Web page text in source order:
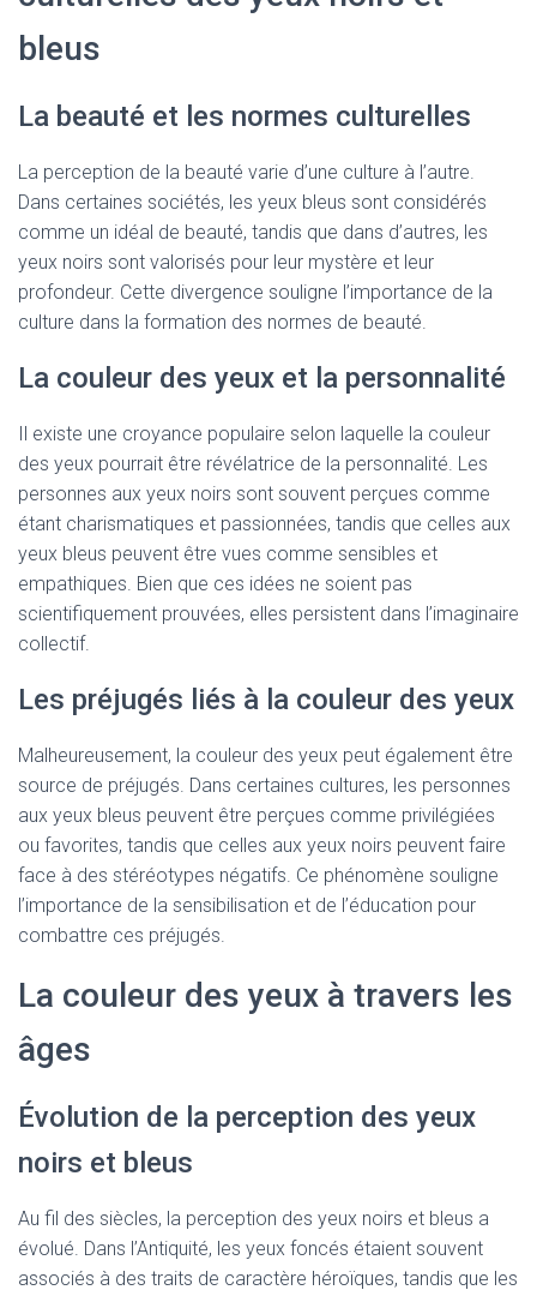
bleus
La beauté et les normes culturelles
La perception de la beauté varie d’une culture à l’autre.
Dans certaines sociétés, les yeux bleus sont considérés
comme un idéal de beauté, tandis que dans d’autres, les
yeux noirs sont valorisés pour leur mystère et leur
profondeur. Cette divergence souligne l’importance de la
culture dans la formation des normes de beauté.
La couleur des yeux et la personnalité
Il existe une croyance populaire selon laquelle la couleur
des yeux pourrait être révélatrice de la personnalité. Les
personnes aux yeux noirs sont souvent perçues comme
étant charismatiques et passionnées, tandis que celles aux
yeux bleus peuvent être vues comme sensibles et
empathiques. Bien que ces idées ne soient pas
scientifiquement prouvées, elles persistent dans l’imaginaire
collectif.
Les préjugés liés à la couleur des yeux
Malheureusement, la couleur des yeux peut également être
source de préjugés. Dans certaines cultures, les personnes
aux yeux bleus peuvent être perçues comme privilégiées
ou favorites, tandis que celles aux yeux noirs peuvent faire
face à des stéréotypes négatifs. Ce phénomène souligne
l’importance de la sensibilisation et de l’éducation pour
combattre ces préjugés.
La couleur des yeux à travers les
âges
Évolution de la perception des yeux
noirs et bleus
Au fil des siècles, la perception des yeux noirs et bleus a
évolué. Dans l’Antiquité, les yeux foncés étaient souvent
associés à des traits de caractère héroïques, tandis que les